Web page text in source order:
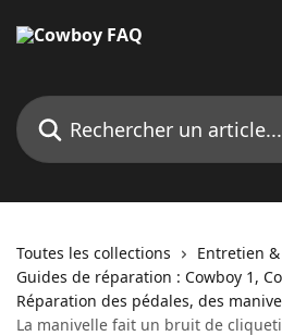
Rechercher un article...
Toutes les collections
Entretien
Guides de réparation : Cowboy 1,
Réparation des pédales, des
La manivelle fait un bruit de